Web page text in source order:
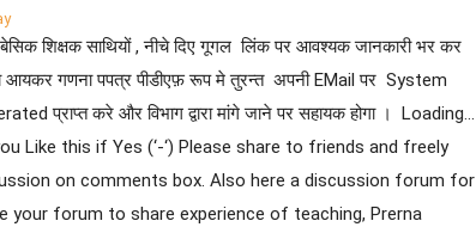
बेसिक शिक्षक साथियों , नीचे दिए गूगल लिंक पर आवश्यक जानकारी भर कर
आयकर गणना पपत्र पीडीएफ़ रूप मे तुरन्त अपनी EMail पर System
प्राप्त करे और विभाग द्वारा मांगे जाने पर सहायक होगा । Loading…
Like this if Yes (‘-‘) Please share to friends and freely
on comments box. Also here a discussion forum for
your forum to share experience of teaching, Prerna